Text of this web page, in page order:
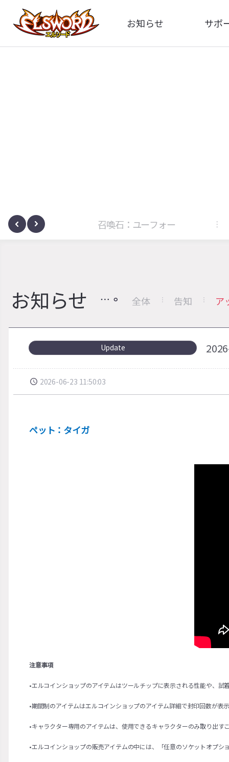
お知らせ
全体
サポ
サノヴァ 召喚石：ユーフォー
お知らせ 全体 告知 ア
Update
2026-06-23 11:50:03
ペット：タイガ
注意事項
•エルコインショップのアイテムはツールチップに表示される性能や、
•期間制のアイテムはエルコインショップのアイテム詳細で封印回数が
•キャラクター専用のアイテムは、使用できるキャラクターのみ取り出す
•エルコインショップの販売アイテムの中には、「任意のソケットオプ